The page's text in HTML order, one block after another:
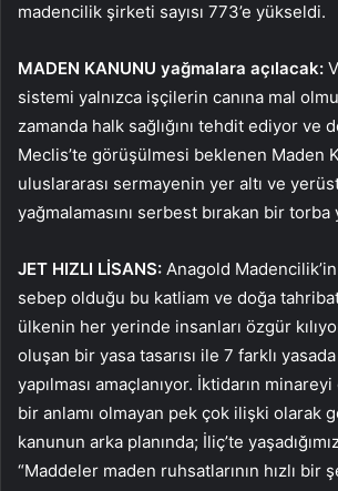
madencilik şirketi sayısı 773’e yükseldi.
MADEN KANUNU yağmalara açılacak:
sistemi yalnızca işçilerin canına mal
zamanda halk sağlığını tehdit ediyor ve
Meclis’te görüşülmesi beklenen Maden
uluslararası sermayenin yer altı ve
yağmalamasını serbest bırakan bir torba
JET HIZLI LİSANS: Anagold
sebep olduğu bu katliam ve doğa
ülkenin her yerinde insanları özgür
oluşan bir yasa tasarısı ile 7 farklı
yapılması amaçlanıyor. İktidarın
bir anlamı olmayan pek çok ilişki olarak
kanunun arka planında; İliç’te
“Maddeler maden ruhsatlarının hızlı bir